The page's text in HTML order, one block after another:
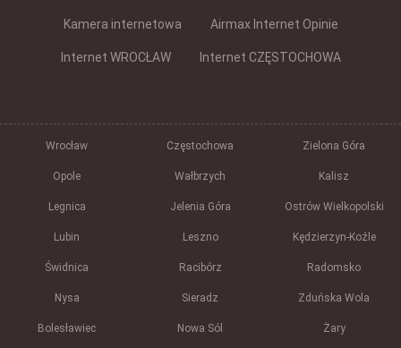
Kamera internetowa Airmax Internet Opinie
Internet WROCŁAW Internet CZĘSTOCHOWA
Wrocław Częstochowa Zielona Góra
Opole Wałbrzych Kalisz
Legnica Jelenia Góra Ostrów Wielkopolski
Lubin Leszno Kędzierzyn-Koźle
Świdnica Racibórz Radomsko
Nysa Sieradz Zduńska Wola
Bolesławiec Nowa Sól Żary